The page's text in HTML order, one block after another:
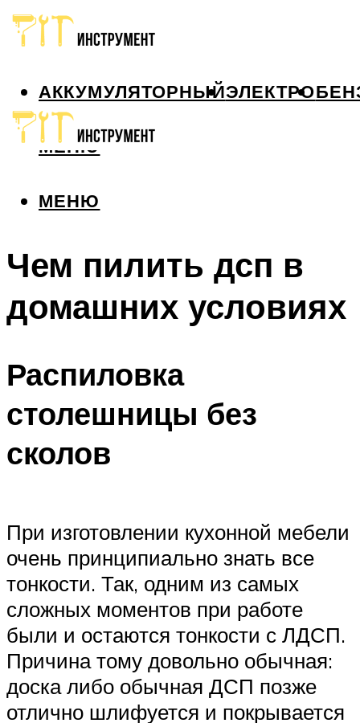
АККУМУЛЯТОРНЫЙЭЛЕКТРО
МЕНЮ
МЕНЮ
Чем пилить дсп в
домашних условиях
Распиловка
столешницы без
сколов
При изготовлении кухонной мебели
очень принципиально знать все
тонкости. Так, одним из самых
сложных моментов при работе
были и остаются тонкости с ЛДСП.
Причина тому довольно обычная:
доска либо обычная ДСП позже
отлично шлифуется и покрывается